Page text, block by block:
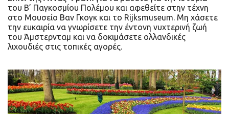
του Β’ Παγκοσμίου Πολέμου και αφεθείτε στην τέχνη
στο Μουσείο Βαν Γκογκ και το Rijksmuseum. Μη χάσετε
την ευκαιρία να γνωρίσετε την έντονη νυχτερινή ζωή
του Άμστερνταμ και να δοκιμάσετε ολλανδικές
λιχουδιές στις τοπικές αγορές.